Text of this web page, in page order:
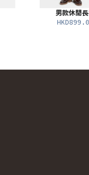
男款休閒